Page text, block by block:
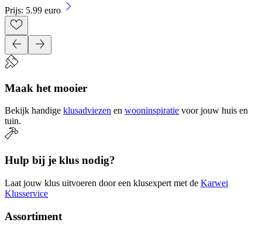
Prijs: 5.99 euro
Maak het mooier
Bekijk handige klusadviezen en wooninspiratie voor jouw huis en
tuin.
Hulp bij je klus nodig?
Laat jouw klus uitvoeren door een klusexpert met de Karwei
Klusservice
Assortiment